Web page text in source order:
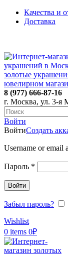
Качества и
Доставка
8 (977) 666-87-16
г. Москва, ул. 3-я
Войти
ВойтиСоздать
Username or email
Пароль *
Войти
Забыл пароль?
Wishlist
0 items 0₽